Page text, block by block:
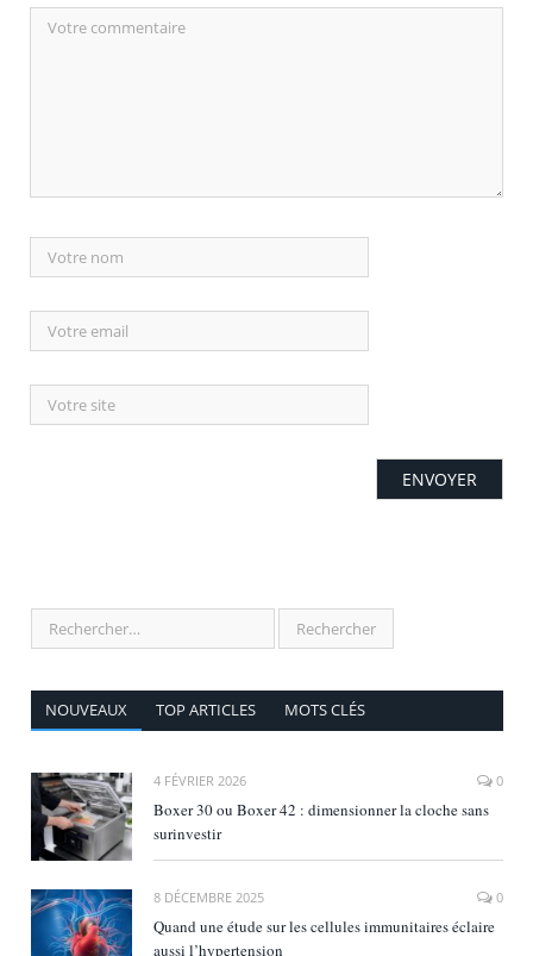
NOUVEAUX TOP ARTICLES MOTS CLÉS
4 FÉVRIER 2026 0
Boxer 30 ou Boxer 42 : dimensionner la cloche sans
surinvestir
8 DÉCEMBRE 2025 0
Quand une étude sur les cellules immunitaires éclaire
aussi l’hypertension